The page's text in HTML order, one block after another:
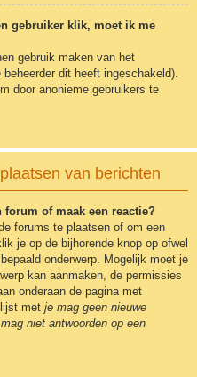
gebruiker klik, moet ik me
gebruik maken van het
dit heeft ingeschakeld).
door anonieme gebruikers te
van berichten
of maak een reactie?
forums te plaatsen of om een
je op de bijhorende knop op ofwel
onderwerp. Mogelijk moet je
kan aanmaken, de permissies
onderaan de pagina met
met je mag geen nieuwe
niet antwoorden op een